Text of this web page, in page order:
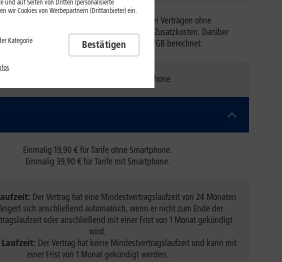
und surfen mit bis 38,2 GB (45,9 GB bei Verträgen ohne
zu pro Monat in der gesamten EU ohne Zusatzkosten. Darüber
gehender Datenverbrauch wird mit 1,31 €/GB berechnet.
Preis abhängig vom gewählten Smartphone
Einmalig 19,90 € für Tarife ohne Smartphone.
Einmalig 39,90 € für Tarife mit Smartphone.
Der Vertrag hat eine Mindestvertragslaufzeit von 24 Monaten
sich anschließend automatisch, wenn er nicht zum Ende der
oder anschließend mit einer Frist von 1 Monat gekündigt
wird.
Der Vertrag hat keine Mindestvertragslaufzeit und kann mit
einer Frist von 1 Monat gekündigt werden.
und auf Seiten von Dritten (personalisierte
wir Cookies von Werbepartnern (Drittanbieter) ein.
Kategorie
Bestätigen